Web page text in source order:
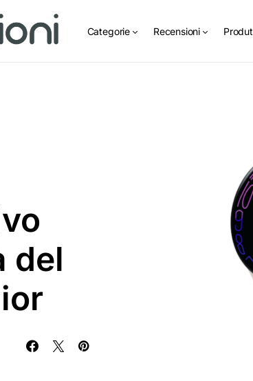
Categorie Recensioni
del